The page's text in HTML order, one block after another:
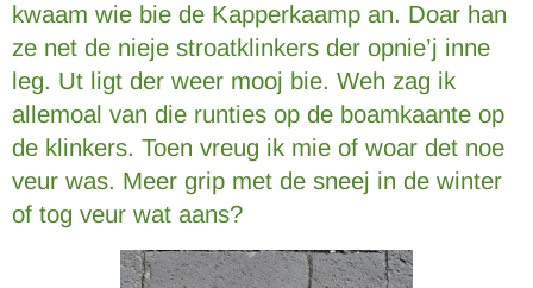
kwaam wie bie de Kapperkaamp an. Doar han
ze net de nieje stroatklinkers der opnie’j inne
leg. Ut ligt der weer mooj bie. Weh zag ik
allemoal van die runties op de boamkaante op
de klinkers. Toen vreug ik mie of woar det noe
veur was. Meer grip met de sneej in de winter
of tog veur wat aans?